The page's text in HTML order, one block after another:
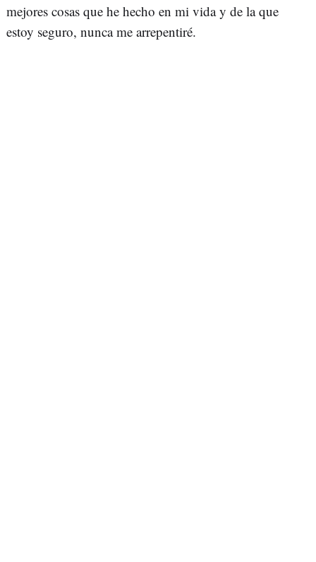
mejores cosas que he hecho en mi vida y de la que
estoy seguro, nunca me arrepentiré.